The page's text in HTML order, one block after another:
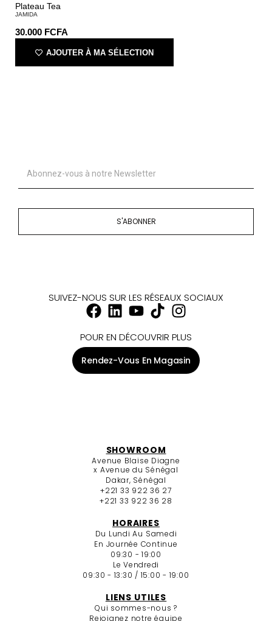
Plateau Tea
JAMIDA
30.000 FCFA
AJOUTER À MA SÉLECTION
S'ABONNER
SUIVEZ-NOUS SUR LES RÉSEAUX SOCIAUX
POUR EN DÉCOUVRIR PLUS
Rendez-Vous En Magasin
SHOWROOM
Avenue Blaise Diagne
x Avenue du Sénégal
Dakar, Sénégal
+221 33 922 36 27
+221 33 922 36 28
HORAIRES
Du Lundi Au Samedi
En Journée Continue
09:30 - 19:00
Le Vendredi
09:30 - 13:30 / 15:00 - 19:00
LIENS UTILES
Qui sommes-nous ?
Rejoignez notre équipe